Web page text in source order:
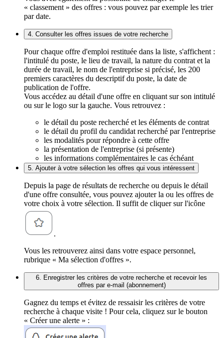
« classement » des offres : vous pouvez par exemple les trier
par date.
4. Consulter les offres issues de votre recherche
Pour chaque offre d'emploi restituée dans la liste, s'affichent :
l'intitulé du poste, le lieu de travail, la nature du contrat et la
durée de travail, le nom de l'entreprise si précisé, les 200
premiers caractères du descriptif du poste, la date de
publication de l'offre.
Vous accédez au détail d'une offre en cliquant sur son intitulé
ou sur le logo sur la gauche. Vous retrouvez :
le détail du poste recherché et les éléments de contrat
le détail du profil du candidat recherché par l'entreprise
les modalités pour répondre à cette offre
la présentation de l'entreprise (si présente)
les informations complémentaires le cas échéant
5. Ajouter à votre sélection les offres qui vous intéressent
Depuis la page de résultats de recherche ou depuis le détail
d'une offre consultée, vous pouvez ajouter la ou les offres de
votre choix à votre sélection. Il suffit de cliquer sur l'icône
.
Vous les retrouverez ainsi dans votre espace personnel,
rubrique « Ma sélection d'offres ».
6. Enregistrer les critères de votre recherche et recevoir les
offres par e-mail (abonnement)
Gagnez du temps et évitez de ressaisir les critères de votre
recherche à chaque visite ! Pour cela, cliquez sur le bouton
« Créer une alerte » :